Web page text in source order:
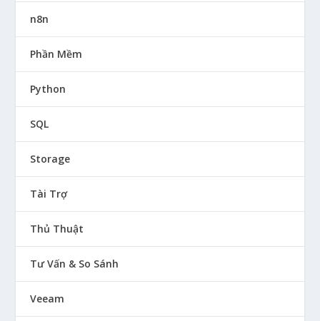
n8n
Phần Mềm
Python
SQL
Storage
Tài Trợ
Thủ Thuật
Tư Vấn & So Sánh
Veeam